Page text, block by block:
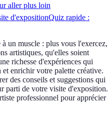
aller plus loin
d'expositionQuiz rapide :
un muscle : plus vous l'exercez,
artistiques, qu'elles soient
richesse d'expériences qui
enrichir votre palette créative.
des conseils et suggestions qui
parti de votre visite d'exposition.
professionnel pour apprécier